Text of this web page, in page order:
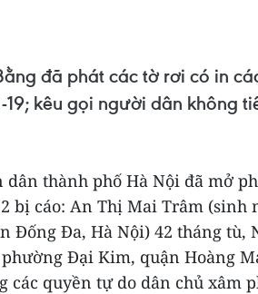
đã phát các tờ rơi có in
kêu gọi người dân không
dân thành phố Hà Nội đã mở
bị cáo: An Thị Mai Trâm (sinh
Đống Đa, Hà Nội) 42 tháng tù,
Đại Kim, quận Hoàng
các quyền tự do dân chủ xâm